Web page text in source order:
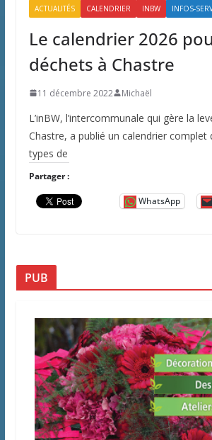
ACTUALITÉS CALENDRIER INBW INFOS-
Le calendrier 2026
déchets à Chastre
11 décembre 2022 Michaël
L’inBW, l’intercommunale qui gère la
Chastre, a publié un calendrier complet
types de
Partager :
WhatsApp
PUB